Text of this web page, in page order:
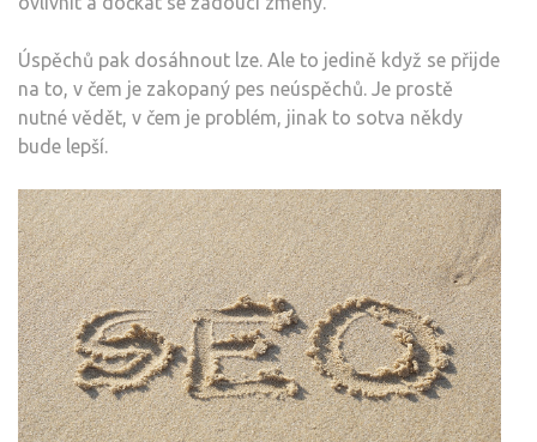
Úspěchů pak dosáhnout lze. Ale to jedině když se přijde
na to, v čem je zakopaný pes neúspěchů. Je prostě
nutné vědět, v čem je problém, jinak to sotva někdy
bude lepší.